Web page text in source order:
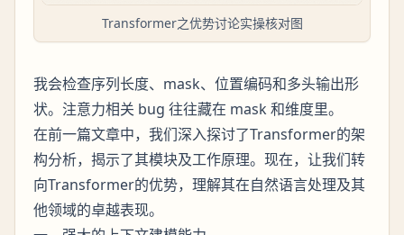
Transformer之优势讨论实操核对图
我会检查序列长度、mask、位置编码和多头输出形
状。注意力相关 bug 往往藏在 mask 和维度里。
在前一篇文章中，我们深入探讨了Transformer的架
构分析，揭示了其模块及工作原理。现在，让我们转
向Transformer的优势，理解其在自然语言处理及其
他领域的卓越表现。